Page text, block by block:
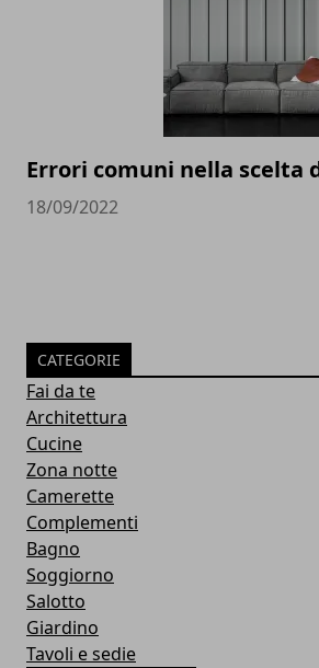
Errori comuni nella scelta
18/09/2022
CATEGORIE
Fai da te
Architettura
Cucine
Zona notte
Camerette
Complementi
Bagno
Soggiorno
Salotto
Giardino
Tavoli e sedie